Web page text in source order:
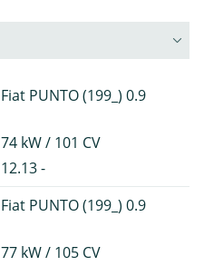
Fiat PUNTO (199_) 0.9
74 kW / 101 CV
12.13 -
Fiat PUNTO (199_) 0.9
77 kW / 105 CV